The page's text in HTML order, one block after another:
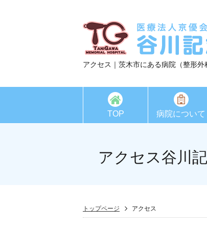
アクセス｜茨木市にある病院（整形外
TOP 病院について
アクセス谷川
トップページ アクセス